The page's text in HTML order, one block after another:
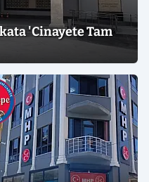
'Cinayete Tam